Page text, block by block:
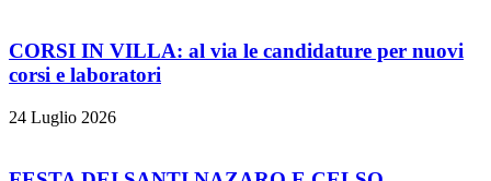
CORSI IN VILLA: al via le candidature per nuovi
corsi e laboratori
24 Luglio 2026